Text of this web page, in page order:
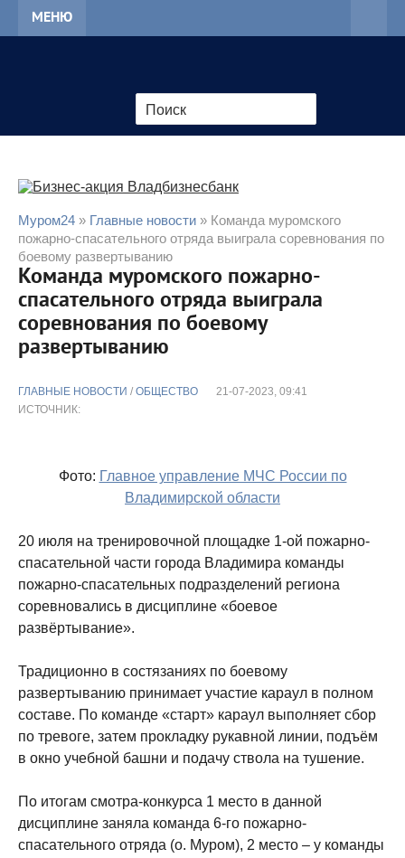
МЕНЮ
Муром24 » Главные новости » Команда муромского
пожарно-спасательного отряда выиграла соревнования по
боевому развертыванию
Команда муромского пожарно-
спасательного отряда выиграла
соревнования по боевому
развертыванию
ГЛАВНЫЕ НОВОСТИ / ОБЩЕСТВО
21-07-2023, 09:41
ИСТОЧНИК:
Фото: Главное управление МЧС России по
Владимирской области
20 июля на тренировочной площадке 1-ой пожарно-
спасательной части города Владимира команды
пожарно-спасательных подразделений региона
соревновались в дисциплине «боевое
развёртывание».
Традиционно в состязаниях по боевому
развертыванию принимает участие караул в полном
составе. По команде «старт» караул выполняет сбор
по тревоге, затем прокладку рукавной линии, подъём
в окно учебной башни и подачу ствола на тушение.
По итогам смотра-конкурса 1 место в данной
дисциплине заняла команда 6-го пожарно-
спасательного отряда (о. Муром), 2 место – у команды